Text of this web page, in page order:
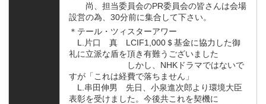
尚、担当委員会のPR委員会の皆さんは会場
設営の為、30分前に集合して下さい。
＊テール・ツィスターアワー
L.片口 真 LCIF1,000＄基金に協力した御
礼に立派な盾を頂き有難うございました
しかし、NHKドラマではないで
すが「これは経費で落ちません」
L.串田伸男 先日、小泉進次郎より環境大臣
表彰を受けました。今後共これを契機に